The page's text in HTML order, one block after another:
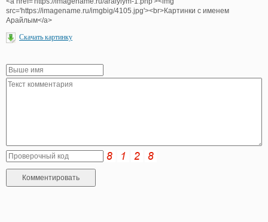
src='https://imagename.ru/imgbig/4105.jpg'><br>Картинки с именем
Арайлым</a>
Скачать картинку